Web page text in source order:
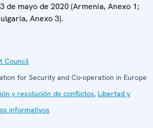
de mayo de 2020 (Armenia, Anexo 1;
Anexo 3).
Council
for Security and Co-operation in Europe
y resolución de conflictos, Libertad y
informativos